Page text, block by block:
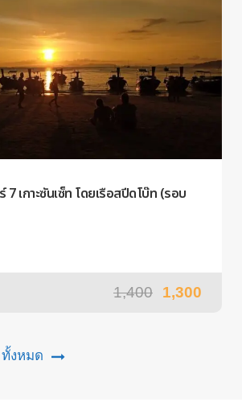
7 เกาะซันเซ็ท โดยเรือสปีดโบ๊ท (รอบ
1,400 1,300
งหมด